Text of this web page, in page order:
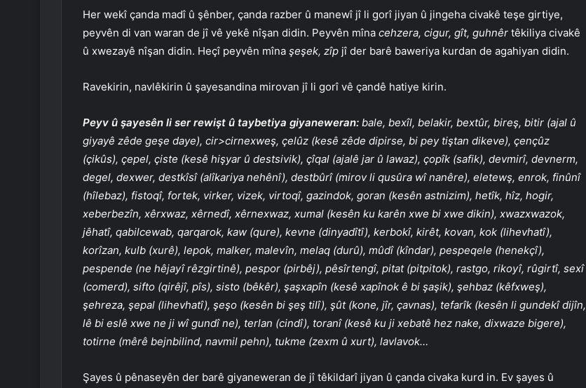
Her wekî çanda madî û şênber, çanda razber û manewî jî li gorî jiyan û jingeha civakê teşe girtiye,
peyvên di van waran de jî vê yekê nîşan didin. Peyvên mîna cehzera, cigur, gît, guhnêr têkiliya civakê
û xwezayê nîşan didin. Heçî peyvên mîna şeşek, zîp jî der barê baweriya kurdan de agahiyan didin.
Ravekirin, navlêkirin û şayesandina mirovan jî li gorî vê çandê hatiye kirin.
Peyv û şayesên li ser rewişt û taybetiya giyaneweran: bale, bexîl, belakir, bextûr, bireş, bitir (ajal û
giyayê zêde geşe daye), cir>cirnexweş, çelûz (kesê zêde dipirse, bi pey tiştan dikeve), çençûz
(çikûs), çepel, çiste (kesê hişyar û destsivik), çîqal (ajalê jar û lawaz), çopîk (safik), devmirî, devnerm,
degel, dexwer, destkîsî (alîkariya nehênî), destbûrî (mirov li qusûra wî nanêre), eletewş, enrok, finûnî
(hîlebaz), fistoqî, fortek, virker, vizek, virtoqî, gazindok, goran (kesên astnizim), hetîk, hîz, hogir,
xeberbezîn, xêrxwaz, xêrnedî, xêrnexwaz, xumal (kesên ku karên xwe bi xwe dikin), xwazxwazok,
jêhatî, qabilcewab, qarqarok, kaw (qure), kevne (dinyadîtî), kerbokî, kirêt, kovan, kok (lihevhatî),
korîzan, kulb (xurê), lepok, malker, malevîn, melaq (durû), mûdî (kîndar), pespeqele (henekçî),
pespende (ne hêjayî rêzgirtinê), pespor (pirbêj), pêsîrtengî, pitat (pitpitok), rastgo, rikoyî, rûgirtî, sexî
(comerd), sifto (qirêjî, pîs), sisto (bêkêr), şaşxapîn (kesê xapînok ê bi şaşik), şehbaz (kêfxweş),
şehreza, şepal (lihevhatî), şeşo (kesên bi şeş tilî), şût (kone, jîr, çavnas), tefarîk (kesên li gundekî dijîn,
lê bi eslê xwe ne ji wî gundî ne), terlan (cindî), toranî (kesê ku ji xebatê hez nake, dixwaze bigere),
totirne (mêrê bejnbilind, navmil pehn), tukme (zexm û xurt), lavlavok…
Şayes û pênaseyên der barê giyaneweran de jî têkildarî jiyan û çanda civaka kurd in. Ev şayes û